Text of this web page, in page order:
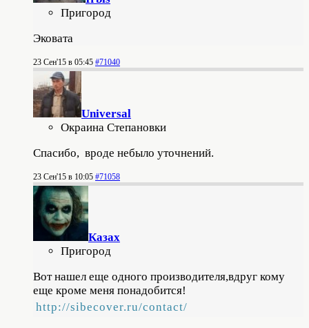
Пригород
Эковата
23 Сен'15 в 05:45 #71040
Universal
Окраина Степановки
Спасибо, вроде небыло уточнений.
23 Сен'15 в 10:05 #71058
Казах
Пригород
Вот нашел еще одного производителя,вдруг кому
еще кроме меня понадобится!
http://sibecover.ru/contact/